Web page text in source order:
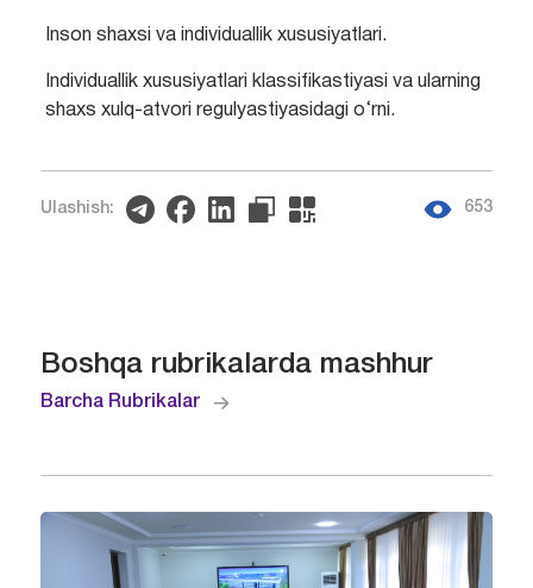
Inson shaxsi va individuallik xususiyatlari.
Individuallik xususiyatlari klassifikastiyasi va ularning
shaxs xulq-atvori rеgulyastiyasidagi o‘rni.
Ulashish: 653
Boshqa rubrikalarda mashhur
Barcha Rubrikalar